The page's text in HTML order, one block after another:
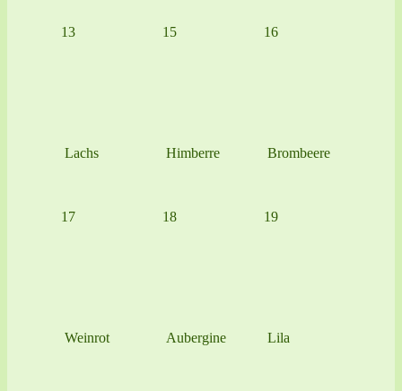
13
Lachs
15
Himberre
16
Brombeere
17
Weinrot
18
Aubergine
19
Lila